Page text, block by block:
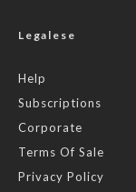
Legalese
Help
Subscriptions
Corporate
Terms Of Sale
Privacy Policy